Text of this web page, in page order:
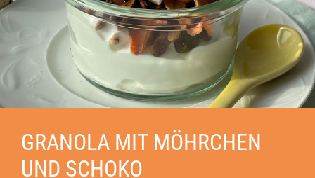
GRANOLA MIT MÖHRCHEN
UND SCHOKO